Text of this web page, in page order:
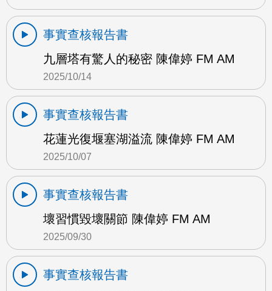
事實查核報告書
九層塔有驚人的秘密 陳偉婷 FM AM
2025/10/14
事實查核報告書
花蓮光復堰塞湖溢流 陳偉婷 FM AM
2025/10/07
事實查核報告書
壞習慣毀壞關節 陳偉婷 FM AM
2025/09/30
事實查核報告書